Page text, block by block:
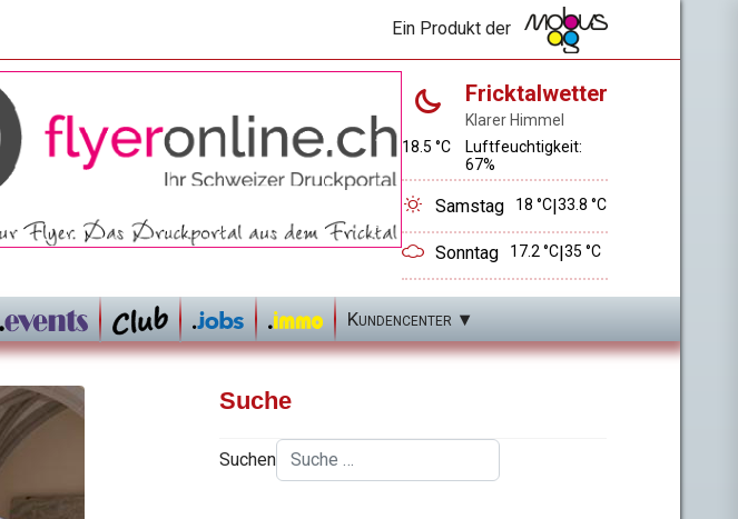
Ein Produkt der
Fricktalwetter
Klarer Himmel
18.5 °C
Luftfeuchtigkeit:
67%
Samstag 18 °C|33.8 °C
Sonntag 17.2 °C|35 °C
Kundencenter
Suche
Suchen